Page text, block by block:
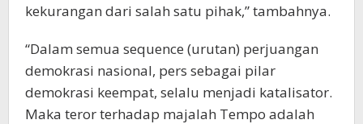
kekurangan dari salah satu pihak,” tambahnya.
“Dalam semua sequence (urutan) perjuangan
demokrasi nasional, pers sebagai pilar
demokrasi keempat, selalu menjadi katalisator.
Maka teror terhadap majalah Tempo adalah